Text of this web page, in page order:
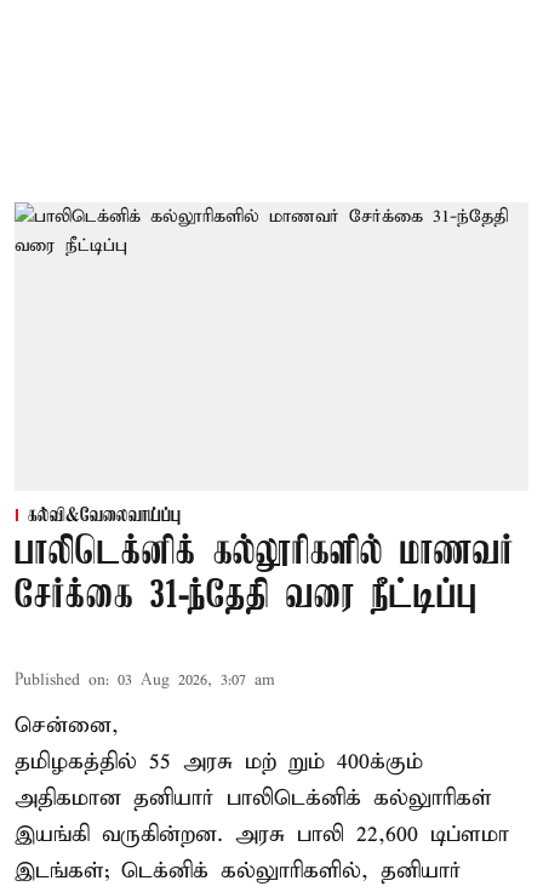
கல்வி&வேலைவாய்ப்பு
பாலிடெக்னிக் கல்லூரிகளில் மாணவர்
சேர்க்கை 31-ந்தேதி வரை நீட்டிப்பு
Published on: 03 Aug 2026, 3:07 am
சென்னை,
தமிழகத்தில் 55 அரசு மற் றும் 400க்கும்
அதிகமான தனியார் பாலிடெக்னிக் கல்லுாரிகள்
இயங்கி வருகின்றன. அரசு பாலி 22,600 டிப்ளமா
இடங்கள்; டெக்னிக் கல்லுாரிகளில், தனியார்